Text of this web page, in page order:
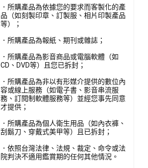
．所購產品為依據您的要求而客製化的產
品（如刻製印章、訂製服、相片印製產品
等）；
．所購產品為報紙、期刊或雜誌；
．所購產品為影音商品或電腦軟體（如
CD、DVD等）且您已拆封；
．所購產品為非以有形媒介提供的數位內
容或線上服務（如電子書、影音串流服
務、訂閱制軟體服務等）並經您事先同意
才提供；
．所購產品為個人衛生用品（如內衣褲、
刮鬍刀、穿戴式美甲等）且已拆封；
．依照台灣法律、法規、裁定、命令或法
院判決不適用鑑賞期的任何其他情況。